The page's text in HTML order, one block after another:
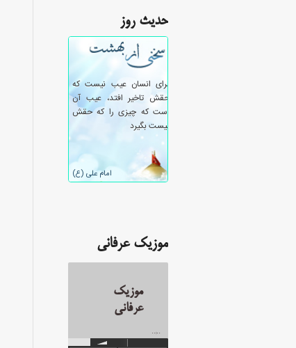
حدیث روز
موزیک عرفانی
موزیک
عرفانی
00:00